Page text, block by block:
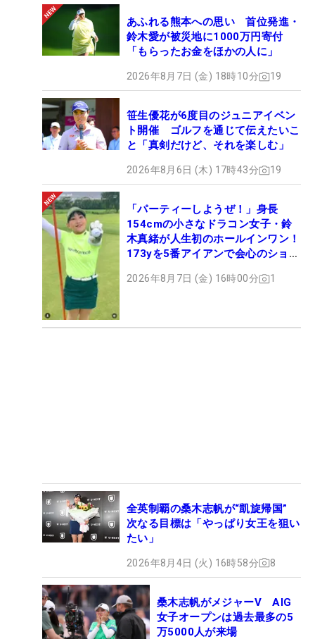
あふれる熊本への思い 首位発進・
鈴木愛が被災地に1000万円寄付
「もらったお金をほかの人に」
2026年8月7日 (金) 18時10分 19
笹生優花が6度目のジュニアイベン
ト開催 ゴルフを通じて伝えたいこ
と「真剣だけど、それを楽しむ」
2026年8月6日 (木) 17時43分 19
「パーティーしようぜ！」身長
154cmの小さなドラコン女子・鈴
木真緒が人生初のホールインワン！
173yを5番アイアンで会心のショッ
2026年8月7日 (金) 16時00分 1
全英制覇の桑木志帆が“凱旋帰国”
次なる目標は「やっぱり女王を狙い
たい」
2026年8月4日 (火) 16時58分 8
桑木志帆がメジャーV AIG
女子オープンは過去最多の5
万5000人が来場